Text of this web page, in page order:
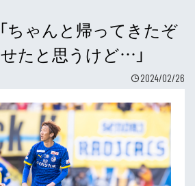
ちゃんと帰ってきたぞ
たと思うけど…」
2024/02/26